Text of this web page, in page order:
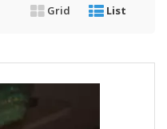
Grid List